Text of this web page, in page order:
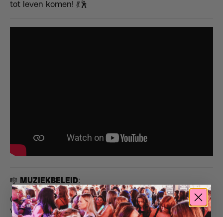
tot leven komen! 💃🕺
🎼 MUZIEKBELEID:
Clubklassiekers uit de jaren 80 & 90 (met een
vleugje vroege jaren 2000-klassiekers!) 🎶